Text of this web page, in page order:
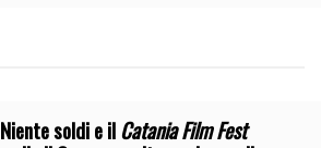
Niente soldi e ilCatania Film Fest